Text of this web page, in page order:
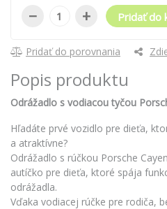
− + Pridať do
Pridať do porovnania
Popis produktu
Odrážadlo s vodiacou tyčou
Hľadáte prvé vozidlo pre dieťa,
a atraktívne?
Odrážadlo s rúčkou Porsche
autíčko pre dieťa, ktoré spája
odrážadla.
Vďaka vodiacej rúčke pre rodiča,